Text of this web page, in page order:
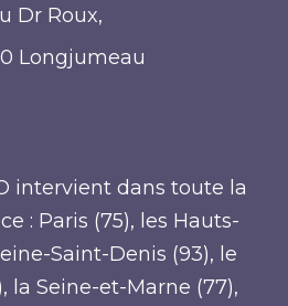
Dr Roux,
Longjumeau
intervient dans toute la
: Paris (75), les Hauts-
Saint-Denis (93), le
la Seine-et-Marne (77),